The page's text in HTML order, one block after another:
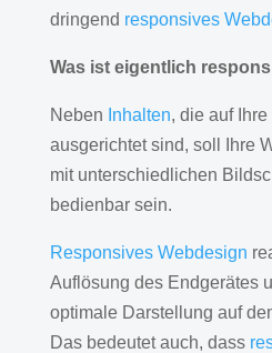
dringend responsives
Was ist eigentlich
Neben Inhalten, die auf
ausgerichtet sind, soll Ihre
mit unterschiedlichen
bedienbar sein.
Responsives Webdesign
Auflösung des Endgerätes
optimale Darstellung auf
Das bedeutet auch, dass